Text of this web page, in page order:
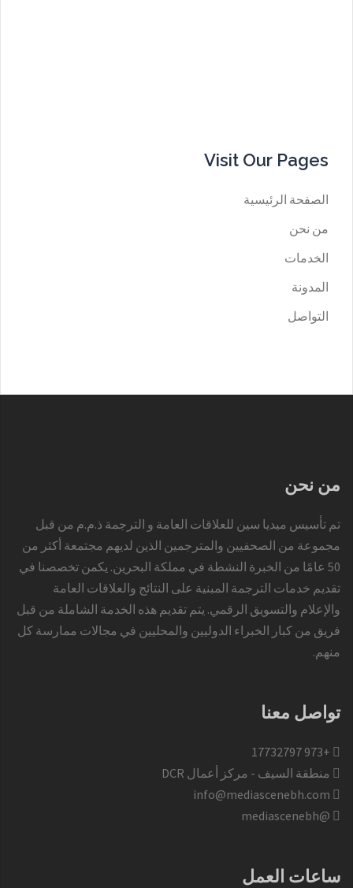
Visit Our Pages
الصفحة الرئيسية
من نحن
الخدمات
المدونة
التواصل
من نحن
تم تأسيس ميديا سين للعلاقات العامة و الترجمة ذ.م.م من قبل
مجموعة من الصحفيين والمترجمين الذين لديهم مجتمعة أكثر من
50 عامًا من الخبرة النشطة في مملكة البحرين. يكمن تخصصنا في
تقديم خدمات الترجمة المبنية على النتائج والعلاقات العامة
والإعلام والتسويق الرقمي. يتم تقديم هذه الخدمة الشاملة من قبل
فريق من كبار الخبراء الدوليين والمحليين في مجالات ممارسة كل
منهم.
تواصل معنا
+973 17732797​
منطقة السيف - مركز أعمال DCR
@mediascenebh
ساعات العمل